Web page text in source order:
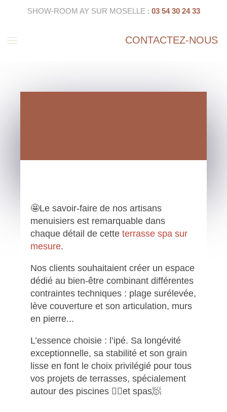
SHOW-ROOM AY SUR MOSELLE : 03 54 30 24 33
a CONTACTEZ-NOUS
🤩Le savoir-faire de nos artisans
menuisiers est remarquable dans
chaque détail de cetteterrasse spa sur
mesure.
Nos clients souhaitaient créer un espace
dédié au bien-être combinant différentes
contraintes techniques : plage surélevée,
lève couverture et son articulation, murs
en pierre...
L’essence choisie : l’ipé. Sa longévité
exceptionnelle, sa stabilité et son grain
lisse en font le choix privilégié pour tous
vos projets de terrasses, spécialement
autour des piscines 🏊‍♂️et spas🧖